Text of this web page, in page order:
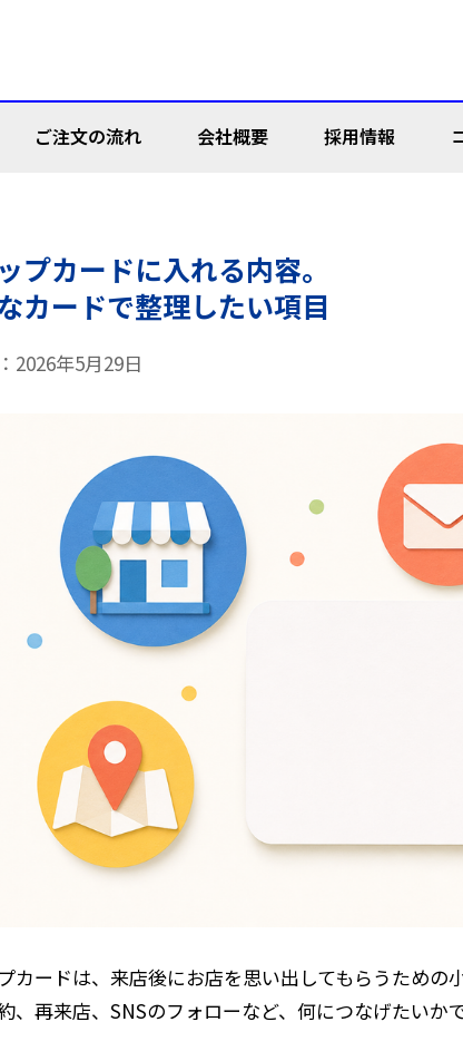
ご注文の流れ 会社概要 採用情報
カード
レット
ーメニュー
認カード
預かりカード
表面加工
ッチ
プカードに入れる内容。
カードで整理したい項目
2026年5月29日
カードは、来店後にお店を思い出してもらうための
、再来店、SNSのフォローなど、何につなげたいか